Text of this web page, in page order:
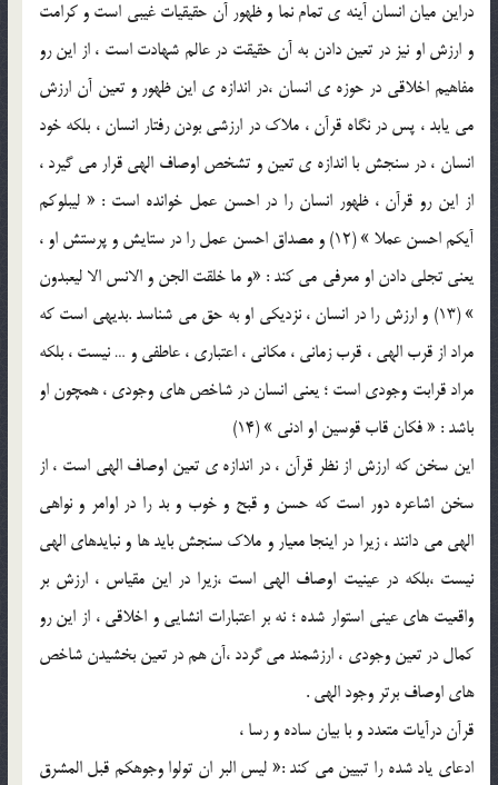
دراين ميان انسان آينه ي تمام نما و ظهور آن حقيقيات غيبي است و کرامت
و ارزش او نيز در تعين دادن به آن حقيقت در عالم شهادت است ، از اين رو
مفاهيم اخلاقي در حوزه ي انسان ،در اندازه ي اين ظهور و تعين آن ارزش
مي يابد ، پس در نگاه قرآن ، ملاک در ارزشي بودن رفتار انسان ، بلکه خود
انسان ، در سنجش با اندازه ي تعين و تشخص اوصاف الهي قرار مي گيرد ،
از اين رو قرآن ، ظهور انسان را در احسن عمل خوانده است : « ليبلوکم
آيکم احسن عملا » (12) و مصداق احسن عمل را در ستايش و پرستش او ،
يعني تجلي دادن او معرفي مي کند : «و ما خلقت الجن و الانس الا ليعبدون
» (13) و ارزش را در انسان ، نزديکي او به حق مي شناسد .بديهي است که
مراد از قرب الهي ، قرب زماني ، مکاني ، اعتباري ، عاطفي و … نيست ، بلکه
مراد قرابت وجودي است ؛ يعني انسان در شاخص هاي وجودي ، همچون او
باشد : « فکان قاب قوسين او ادني » (14)
اين سخن که ارزش از نظر قرآن ، در اندازه ي تعين اوصاف الهي است ، از
سخن اشاعره دور است که حسن و قبح و خوب و بد را در اوامر و نواهي
الهي مي دانند ، زيرا در اينجا معيار و ملاک سنجش بايد ها و نبايدهاي الهي
نيست ،بلکه در عينيت اوصاف الهي است ،زيرا در اين مقياس ، ارزش بر
واقعيت هاي عيني استوار شده ؛ نه بر اعتبارات انشايي و اخلاقي ، از اين رو
کمال در تعين وجودي ، ارزشمند مي گردد ،آن هم در تعين بخشيدن شاخص
هاي اوصاف برتر وجود الهي .
قرآن درآيات متعدد و با بيان ساده و رسا ،
ادعاي ياد شده را تبيين مي کند :« ليس البر ان تولوا وجوهکم قبل المشرق